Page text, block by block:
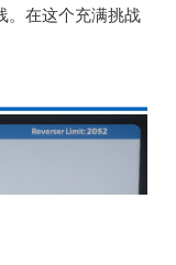
。在这个充满挑战